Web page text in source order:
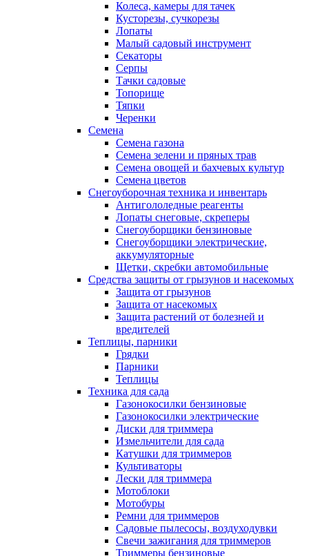
Колеса, камеры для тачек
Кусторезы, сучкорезы
Лопаты
Малый садовый инструмент
Секаторы
Серпы
Тачки садовые
Топорище
Тяпки
Черенки
Семена
Семена газона
Семена зелени и пряных трав
Семена овощей и бахчевых культур
Семена цветов
Снегоуборочная техника и инвентарь
Антигололедные реагенты
Лопаты снеговые, скреперы
Снегоуборщики бензиновые
Снегоуборщики электрические,
аккумуляторные
Щетки, скребки автомобильные
Средства защиты от грызунов и насекомых
Защита от грызунов
Защита от насекомых
Защита растений от болезней и
вредителей
Теплицы, парники
Грядки
Парники
Теплицы
Техника для сада
Газонокосилки бензиновые
Газонокосилки электрические
Диски для триммера
Измельчители для сада
Катушки для триммеров
Культиваторы
Лески для триммера
Мотоблоки
Мотобуры
Ремни для триммеров
Садовые пылесосы, воздуходувки
Свечи зажигания для триммеров
Триммеры бензиновые